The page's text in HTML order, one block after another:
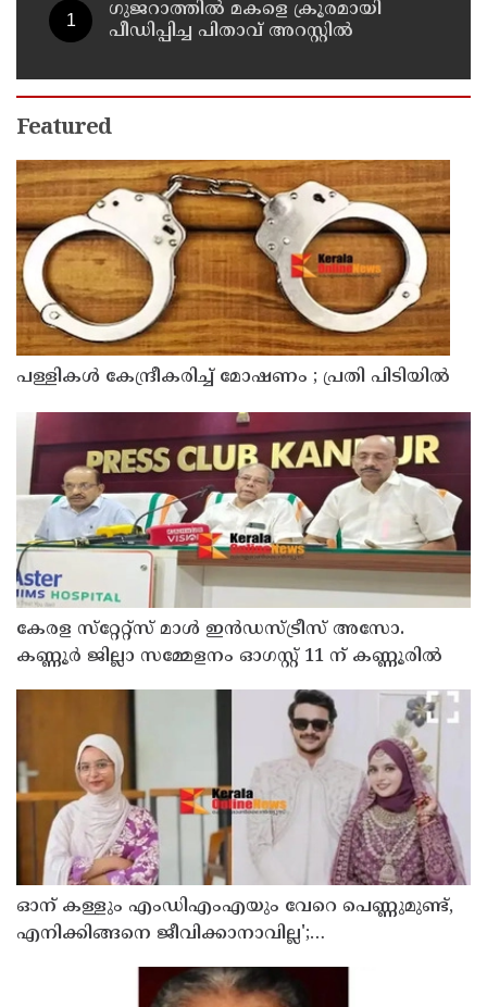
ഗുജറാത്തില്‍ മകളെ ക്രൂരമായി
പീഡിപ്പിച്ച പിതാവ് അറസ്റ്റില്‍
Featured
പള്ളികള്‍ കേന്ദ്രീകരിച്ച് മോഷണം ; പ്രതി പിടിയില്‍
കേരള സ്‌റ്റേറ്റ്സ് മാൾ ഇൻഡസ്ട്രീസ് അസോ.
കണ്ണൂർ ജില്ലാ സമ്മേളനം ഓഗസ്റ്റ് 11 ന് കണ്ണൂരിൽ
ഓന് കള്ളും എംഡിഎംഎയും വേറെ പെണ്ണുമുണ്ട്,
എനിക്കിങ്ങനെ ജീവിക്കാനാവില്ല';
സുഹൃത്തിനയച്ച വാട്സ്ആപ്പ്ചാറ്റ് പുറത്ത് വന്നു